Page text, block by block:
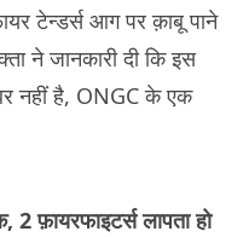
टेन्डर्स आग पर क़ाबू पाने
ने जानकारी दी कि इस
नहीं है, ONGC के एक
2 फ़ायरफाइटर्स लापता हो